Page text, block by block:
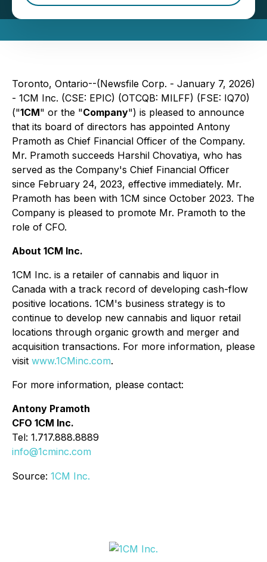
Toronto, Ontario--(Newsfile Corp. - January 7, 2026)
- 1CM Inc. (CSE: EPIC) (OTCQB: MILFF) (FSE: IQ70)
("1CM" or the "Company") is pleased to announce
that its board of directors has appointed Antony
Pramoth as Chief Financial Officer of the Company.
Mr. Pramoth succeeds Harshil Chovatiya, who has
served as the Company's Chief Financial Officer
since February 24, 2023, effective immediately. Mr.
Pramoth has been with 1CM since October 2023. The
Company is pleased to promote Mr. Pramoth to the
role of CFO.
About 1CM Inc.
1CM Inc. is a retailer of cannabis and liquor in
Canada with a track record of developing cash-flow
positive locations. 1CM's business strategy is to
continue to develop new cannabis and liquor retail
locations through organic growth and merger and
acquisition transactions. For more information, please
visit www.1CMinc.com.
For more information, please contact:
Antony Pramoth
CFO 1CM Inc.
Tel: 1.717.888.8889
info@1cminc.com
Source: 1CM Inc.